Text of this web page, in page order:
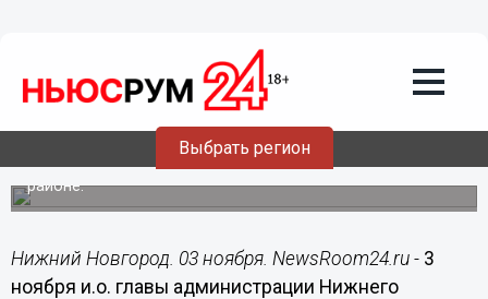
Выбрать регион
граффити появился на одном из
фасадов домов в Канавинском районе
ко Дню народного единства
И.о. главы администрации Нижнего Новгорода Андрей
Чертков принял участие в презентации рисунка в стиле
граффити на здании по улице Пешкова в Канавинском
районе.
Нижний Новгород. 03 ноября. NewsRoom24.ru - 3
ноября и.о. главы администрации Нижнего